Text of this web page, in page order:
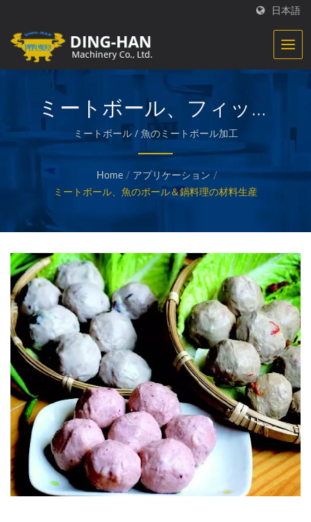
日本語
ミートボール、フィッシ
ュボール、鍋料理の材料生
産
ミートボール / 魚のミートボール加工
Home / アプリケーション /
ミートボール、魚のボール＆鍋料理の材料生産